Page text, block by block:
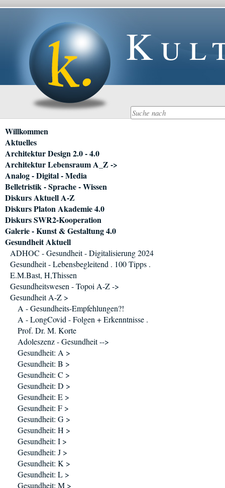
Navigation
überspringen
Willkommen
Aktuelles
Architektur Design 2.0 - 4.0
Architektur Lebensraum A_Z ->
Analog - Digital - Media
Belletristik - Sprache - Wissen
Diskurs Aktuell A-Z
Diskurs Platon Akademie 4.0
Diskurs SWR2-Kooperation
Galerie - Kunst & Gestaltung 4.0
Gesundheit Aktuell
ADHOC - Gesundheit - Digitalisierung 2024
Gesundheit - Lebensbegleitend . 100 Tipps .
E.M.Bast, H,Thissen
Gesundheitswesen - Topoi A-Z ->
Gesundheit A-Z >
A - Gesundheits-Empfehlungen?!
A - LongCovid - Folgen + Erkenntnisse .
Prof. Dr. M. Korte
Adoleszenz - Gesundheit -->
Gesundheit: A >
Gesundheit: B >
Gesundheit: C >
Gesundheit: D >
Gesundheit: E >
Gesundheit: F >
Gesundheit: G >
Gesundheit: H >
Gesundheit: I >
Gesundheit: J >
Gesundheit: K >
Gesundheit: L >
Gesundheit: M >